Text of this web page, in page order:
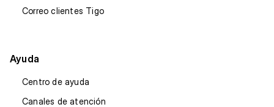
Correo clientes Tigo
Ayuda
Centro de ayuda
Canales de atención